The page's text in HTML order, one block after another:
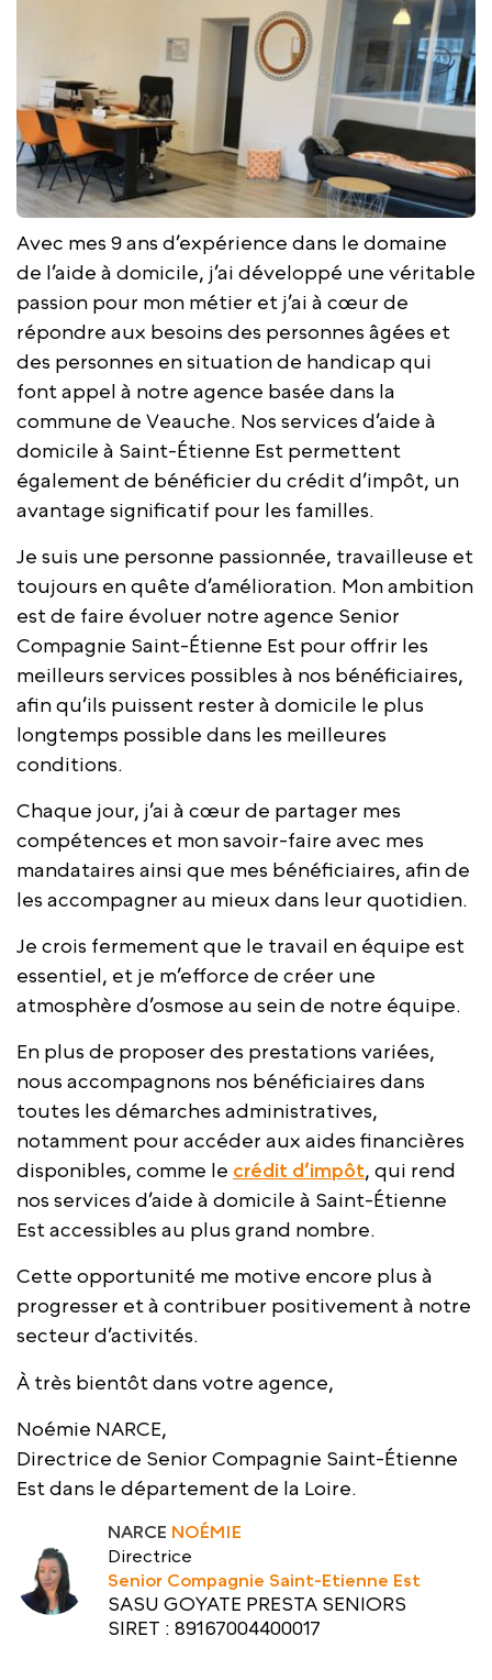
Avec mes 9 ans d’expérience dans le domaine
de l’aide à domicile, j’ai développé une véritable
passion pour mon métier et j’ai à cœur de
répondre aux besoins des personnes âgées et
des personnes en situation de handicap qui
font appel à notre agence basée dans la
commune de Veauche. Nos services d’aide à
domicile à Saint-Étienne Est permettent
également de bénéficier du crédit d’impôt, un
avantage significatif pour les familles.
Je suis une personne passionnée, travailleuse et
toujours en quête d’amélioration. Mon ambition
est de faire évoluer notre agence Senior
Compagnie Saint-Étienne Est pour offrir les
meilleurs services possibles à nos bénéficiaires,
afin qu’ils puissent rester à domicile le plus
longtemps possible dans les meilleures
conditions.
Chaque jour, j’ai à cœur de partager mes
compétences et mon savoir-faire avec mes
mandataires ainsi que mes bénéficiaires, afin de
les accompagner au mieux dans leur quotidien.
Je crois fermement que le travail en équipe est
essentiel, et je m’efforce de créer une
atmosphère d’osmose au sein de notre équipe.
En plus de proposer des prestations variées,
nous accompagnons nos bénéficiaires dans
toutes les démarches administratives,
notamment pour accéder aux aides financières
disponibles, comme le crédit d’impôt, qui rend
nos services d’aide à domicile à Saint-Étienne
Est accessibles au plus grand nombre.
Cette opportunité me motive encore plus à
progresser et à contribuer positivement à notre
secteur d’activités.
À très bientôt dans votre agence,
Noémie NARCE,
Directrice de Senior Compagnie Saint-Étienne
Est dans le département de la Loire.
NARCE NOÉMIE
Directrice
Senior Compagnie Saint-Etienne Est
SASU GOYATE PRESTA SENIORS
SIRET : 89167004400017